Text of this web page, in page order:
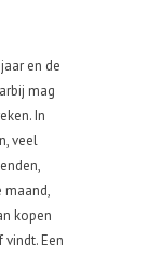
en de
mag
In
veel
maand,
kopen
Een